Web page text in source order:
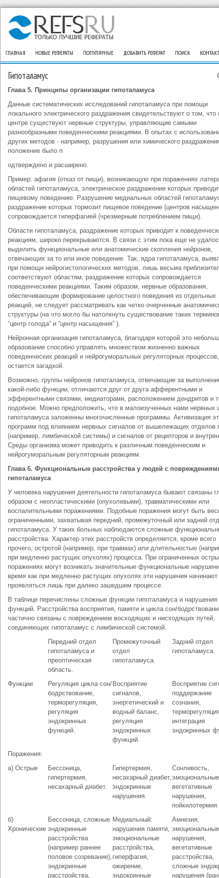
ГЛАВНАЯ НОВЫЕ РЕФЕРАТЫ ПОПУЛЯРНЫЕ ДОБАВИТЬ РЕФЕРАТ ПОИСК
Гипоталамус
Глава 5. Принципы организации гипоталамуса
Данные систематических исследований гипоталамуса при помощи
локального электрического раздражения свидетельствуют о том, что
центре существуют нервные структуры, управляющие самыми
разнообразными поведенческими реакциями. В опытах с
других методов - например, разрушения или химического
положение было п
одтверждено и расширено.
Пример: афагия (отказ от пищи), возникающую при поражениях
областей гипоталамуса, электрическое раздражение которых
пищевому поведению. Разрушение медиальных областей
раздражение которых тормозит пищевое поведение (центров
сопровождается гиперфагией (чрезмерным потреблением пищи).
Области гипоталамуса, раздражение которых приводит к
реакциям, широко перекрываются. В связи с этим пока еще не
выделить функциональные или анатомические скопления нейронов,
отвечающих за то или иное поведение. Так, ядра гипоталамуса,
при помощи нейрогистологических методов, лишь весьма
соответствуют областям, раздражение которых сопровождается
поведенческими реакциями. Таким образом, нервные образования,
обеспечивающие формирование целостного поведения из отдельных
реакций, не следует рассматривать как четко очерченные
структуры (на что могло бы натолкнуть существование таких
“центр голода” и “центр насыщения” ).
Нейронная организация гипоталамуса, благодаря которой это
образование способно управлять множеством жизненно важных
поведенческих реакций и нейрогуморальных регуляторных процессов,
остается загадкой.
Возможно, группы нейронов гипоталамуса, отвечающие за
какой-либо функции, отличаются друг от друга афферентными и
эфферентными связями, медиаторами, расположением дендритов и
подобное. Можно предположить, что в малоизученных нами нервных
гипоталамуса заложенны многочисленные программы. Активизация
программ под влиянием нервных сигналов от вышележащих отделов
(например, лимбической системы) и сигналов от рецепторов и
Среды организма может приводить к различным поведенческим и
нейрогуморальным регуляторным реакциям.
Глава 6. Функциональные расстройства у людей с
гипоталамуса
У человека нарушения деятельности гипоталамуса бывают связаны
образом с неопластическими (опухолевыми), травматическими или
воспалительными поражениями. Подобные поражения могут быть
ограниченными, захватывая передний, промежуточный или задний
гипоталамуса. У таких больных наблюдаются сложные
расстройства. Характер этих расстройств определяется, кроме всего
прочего, остротой (например, при травмах) или длительностью
при медленно растущих опухолях) процесса. При ограниченных
поражениях могут возникать значительные функциональные
время как при медленно растущих опухолях эти нарушения начинают
проявляться лишь при далеко зашедшем процессе.
В таблице перечислены сложные функции гипоталамуса и нарушения
функций. Расстройства восприятия, памяти и цикла сон/
частично связаны с повреждением восходящих и нисходящих путей,
соединяющих гипоталамус с лимбической системой.
Передний отдел
гипоталамуса и
преоптическая
область.
Промежуточный
отдел
гипоталамуса.
Задний отдел
гипоталамуса.
Функции
Регуляция цикла сон/
бодрствование,
терморегуляция,
регуляция
эндокринных
функций.
Восприятие
сигналов,
энергетический и
водный баланс,
регуляция
эндокринных
функций.
Восприятие
поддержание
сознания,
интеграция
эндокринных
Поражения:
а) Острые
Бессоница,
гипертермия,
несахарный диабет.
Гипертермия,
несахарный диабет,
эндокринные
нарушения.
Сонливость,
вегетативные
нарушения,
пойкилотермия.
б)
Хронические
Бессоница, сложные
эндокринные
расстройства
(например раннее
половое созревание),
эндокринные
расстройства,
Медиальный:
нарушения памяти,
эмоциональные
расстройства,
гиперфагия,
ожирение,
эндокринные
Амнезия,
эмоциональные
нарушения,
вегетативные
расстройства,
сложные
нарушения